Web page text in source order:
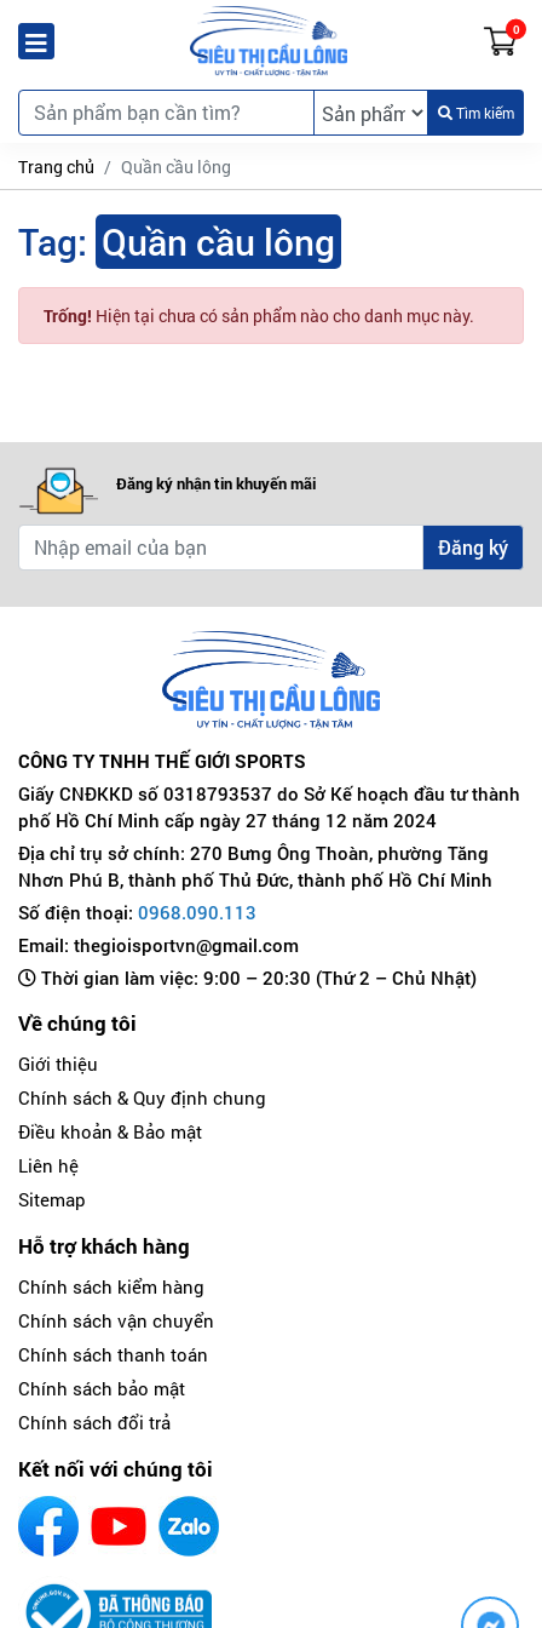
0
Tìm kiếm
Trang chủ Quần cầu lông
Tag: Quần cầu lông
Trống! Hiện tại chưa có sản phẩm nào cho danh mục này.
Đăng ký nhận tin khuyến mãi
Đăng ký
CÔNG TY TNHH THẾ GIỚI SPORTS
Giấy CNĐKKD số 0318793537 do Sở Kế hoạch đầu tư thành
phố Hồ Chí Minh cấp ngày 27 tháng 12 năm 2024
Địa chỉ trụ sở chính: 270 Bưng Ông Thoàn, phường Tăng
Nhơn Phú B, thành phố Thủ Đức, thành phố Hồ Chí Minh
Số điện thoại: 0968.090.113
Email: thegioisportvn@gmail.com
Thời gian làm việc: 9:00 – 20:30 (Thứ 2 – Chủ Nhật)
Về chúng tôi
Giới thiệu
Chính sách & Quy định chung
Điều khoản & Bảo mật
Liên hệ
Sitemap
Hỗ trợ khách hàng
Chính sách kiểm hàng
Chính sách vận chuyển
Chính sách thanh toán
Chính sách bảo mật
Chính sách đổi trả
Kết nối với chúng tôi